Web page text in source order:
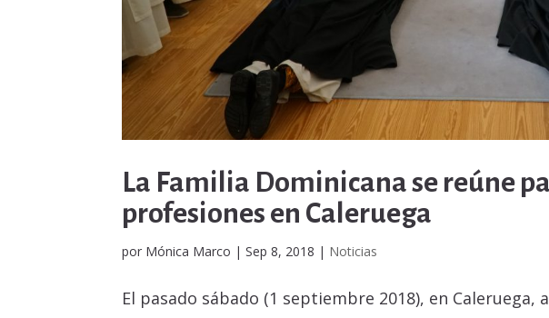
La Familia Dominicana se reúne
profesiones en Caleruega
por Mónica Marco |Sep 8, 2018 | Noticias
El pasado sábado (1 septiembre 2018), en